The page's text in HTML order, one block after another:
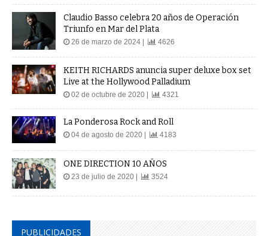
Claudio Basso celebra 20 años de Operación
Triunfo en Mar del Plata
26 de marzo de 2024 | 4626
KEITH RICHARDS anuncia super deluxe box set
Live at the Hollywood Palladium
02 de octubre de 2020 | 4321
La Ponderosa Rock and Roll
04 de agosto de 2020 | 4183
ONE DIRECTION 10 AÑOS
23 de julio de 2020 | 3524
PUBLICIDADES